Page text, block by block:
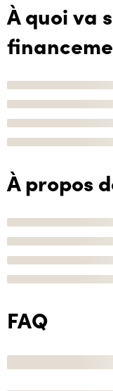
À quoi va
À propos
FAQ